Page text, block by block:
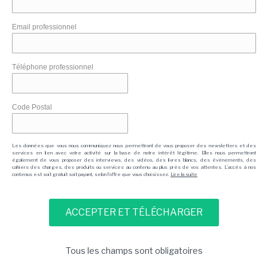
Email professionnel
Téléphone professionnel
Code Postal
Les données que vous nous communiquez nous permettront de vous proposer des newsletters et des
services en lien avec votre activité sur la base de notre intérêt légitime. Elles nous permettront
également de vous proposer des interviews, des vidéos, des livres blancs, des événements, des
cahiers des charges, des produits ou services au contenu au plus près de vos attentes. L'accès à nos
contenus est soit gratuit soit payant, selon l'offre que vous choisissez. Lire la suite
Tous les champs sont obligatoires